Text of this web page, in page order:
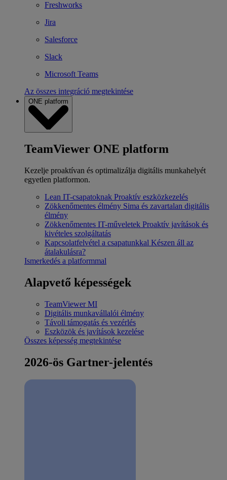
Freshworks
Jira
Salesforce
Slack
Microsoft Teams
Az összes integráció megtekintése
ONE platform
TeamViewer ONE platform
Kezelje proaktívan és optimalizálja digitális munkahelyét
egyetlen platformon.
Lean IT-csapatoknak Proaktív eszközkezelés
Zökkenőmentes élmény Sima és zavartalan digitális
élmény
Zökkenőmentes IT-műveletek Proaktív javítások és
kivételes szolgáltatás
Kapcsolatfelvétel a csapatunkkal Készen áll az
átalakulásra?
Ismerkedés a platformmal
Alapvető képességek
TeamViewer MI
Digitális munkavállalói élmény
Távoli támogatás és vezérlés
Eszközök és javítások kezelése
Összes képesség megtekintése
2026-ös Gartner-jelentés